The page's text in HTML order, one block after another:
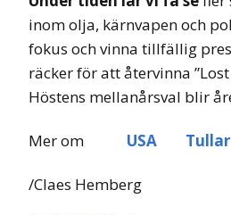
inom olja, kärnvapen och
fokus och vinna tillfällig
räcker för att återvinna
Höstens mellanårsval blir
Mer om USA Tullar
/Claes Hemberg